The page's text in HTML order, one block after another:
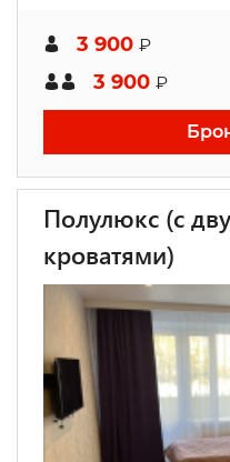
3 900 ₽
3 900 ₽
Полулюкс (с
кроватями)